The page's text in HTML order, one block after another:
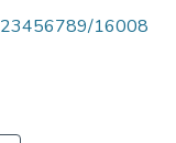
16008